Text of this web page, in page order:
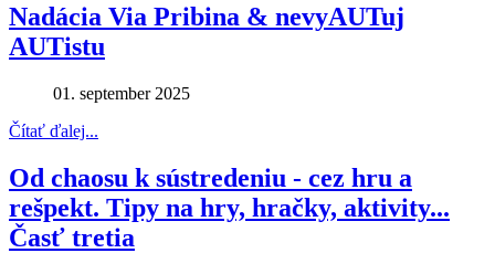
Nadácia Via Pribina & nevyAUTuj
AUTistu
01. september 2025
Čítať ďalej...
Od chaosu k sústredeniu - cez hru a
rešpekt. Tipy na hry, hračky, aktivity...
Časť tretia